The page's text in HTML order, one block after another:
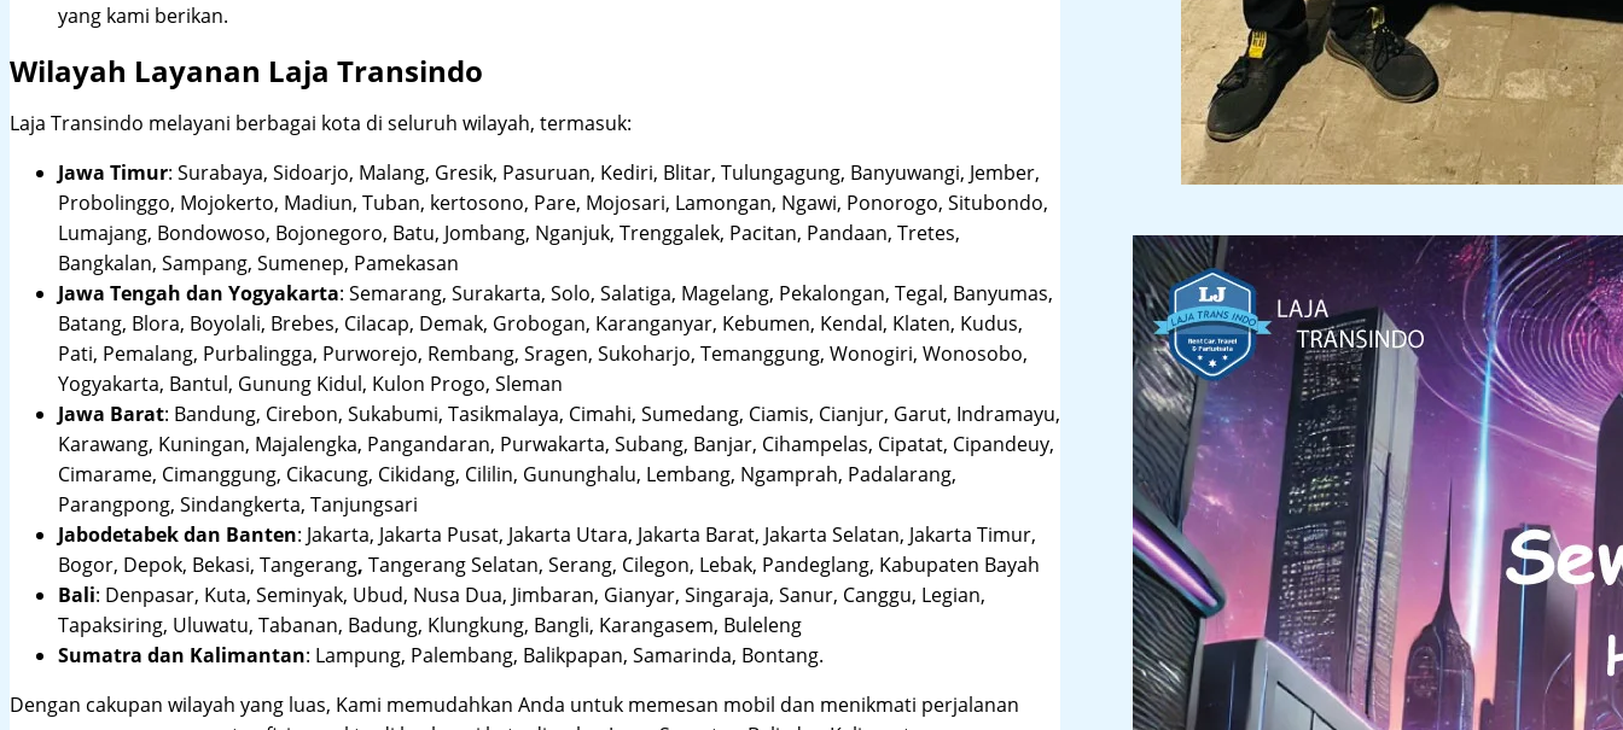
yang kami berikan.
Wilayah Layanan Laja Transindo
Laja Transindo melayani berbagai kota di seluruh wilayah, termasuk:
Jawa Timur: Surabaya, Sidoarjo, Malang, Gresik, Pasuruan, Kediri, Blitar, Tulungagung, Banyuwangi, Jember,
Probolinggo, Mojokerto, Madiun, Tuban, kertosono, Pare, Mojosari, Lamongan, Ngawi, Ponorogo, Situbondo,
Lumajang, Bondowoso, Bojonegoro, Batu, Jombang, Nganjuk, Trenggalek, Pacitan, Pandaan, Tretes,
Bangkalan, Sampang, Sumenep, Pamekasan
Jawa Tengah dan Yogyakarta: Semarang, Surakarta, Solo, Salatiga, Magelang, Pekalongan, Tegal, Banyumas,
Batang, Blora, Boyolali, Brebes, Cilacap, Demak, Grobogan, Karanganyar, Kebumen, Kendal, Klaten, Kudus,
Pati, Pemalang, Purbalingga, Purworejo, Rembang, Sragen, Sukoharjo, Temanggung, Wonogiri, Wonosobo,
Yogyakarta, Bantul, Gunung Kidul, Kulon Progo, Sleman
Jawa Barat: Bandung, Cirebon, Sukabumi, Tasikmalaya, Cimahi, Sumedang, Ciamis, Cianjur, Garut, Indramayu,
Karawang, Kuningan, Majalengka, Pangandaran, Purwakarta, Subang, Banjar, Cihampelas, Cipatat, Cipandeuy,
Cimarame, Cimanggung, Cikacung, Cikidang, Cililin, Gununghalu, Lembang, Ngamprah, Padalarang,
Parangpong, Sindangkerta, Tanjungsari
Jabodetabek dan Banten: Jakarta, Jakarta Pusat, Jakarta Utara, Jakarta Barat, Jakarta Selatan, Jakarta Timur,
Bogor, Depok, Bekasi, Tangerang, Tangerang Selatan, Serang, Cilegon, Lebak, Pandeglang, Kabupaten Bayah
Bali: Denpasar, Kuta, Seminyak, Ubud, Nusa Dua, Jimbaran, Gianyar, Singaraja, Sanur, Canggu, Legian,
Tapaksiring, Uluwatu, Tabanan, Badung, Klungkung, Bangli, Karangasem, Buleleng
Sumatra dan Kalimantan: Lampung, Palembang, Balikpapan, Samarinda, Bontang.
Dengan cakupan wilayah yang luas, Kami memudahkan Anda untuk memesan mobil dan menikmati perjalanan